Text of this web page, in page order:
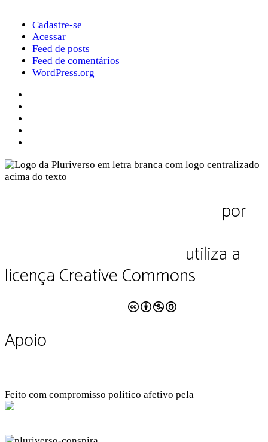
Cadastre-se
Acessar
Feed de posts
Feed de comentários
WordPress.org
por
utiliza a
licença Creative Commons
Apoio
Feito com compromisso político afetivo pela